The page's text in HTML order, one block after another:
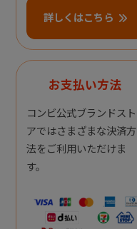
詳しくはこちら
お支払い方法
コンビ公式ブランドスト
アではさまざまな決済方
法をご利用いただけま
す。